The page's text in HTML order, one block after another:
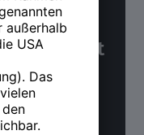
Zukunft
14 Tage.